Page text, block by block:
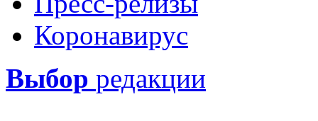
Коронавирус
Выбор редакции